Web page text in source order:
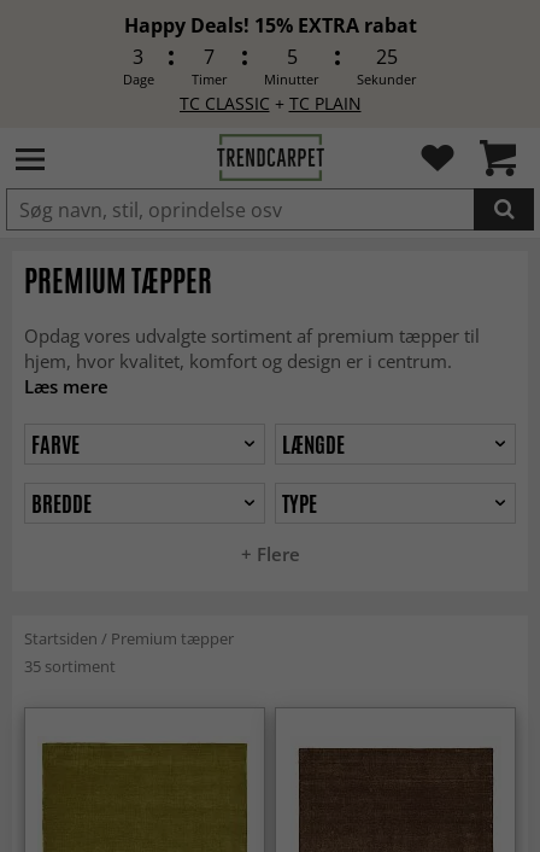
Happy Deals! 15% EXTRA rabat
3
Dage
7
Timer
5
Minutter
23
Sekunder
TC CLASSIC + TC PLAIN
LAGT I INDKØBSKURVEN.
PREMIUM TÆPPER
Opdag vores udvalgte sortiment af premium tæpper til
hjem, hvor kvalitet, komfort og design er i centrum.
Læs mere
+ Flere
FARVE
LÆNGDE
BREDDE
TYPE
Startsiden / Premium tæpper
35 sortiment